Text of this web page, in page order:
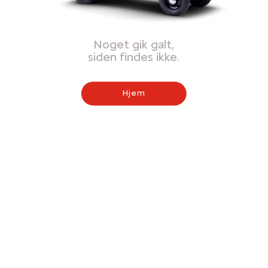
Noget gik galt,
siden findes ikke.
Hjem